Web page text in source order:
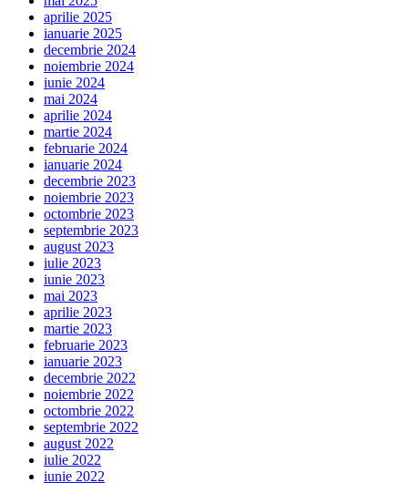
aprilie 2025
ianuarie 2025
decembrie 2024
noiembrie 2024
iunie 2024
mai 2024
aprilie 2024
martie 2024
februarie 2024
ianuarie 2024
decembrie 2023
noiembrie 2023
octombrie 2023
septembrie 2023
august 2023
iulie 2023
iunie 2023
mai 2023
aprilie 2023
martie 2023
februarie 2023
ianuarie 2023
decembrie 2022
noiembrie 2022
octombrie 2022
septembrie 2022
august 2022
iulie 2022
iunie 2022